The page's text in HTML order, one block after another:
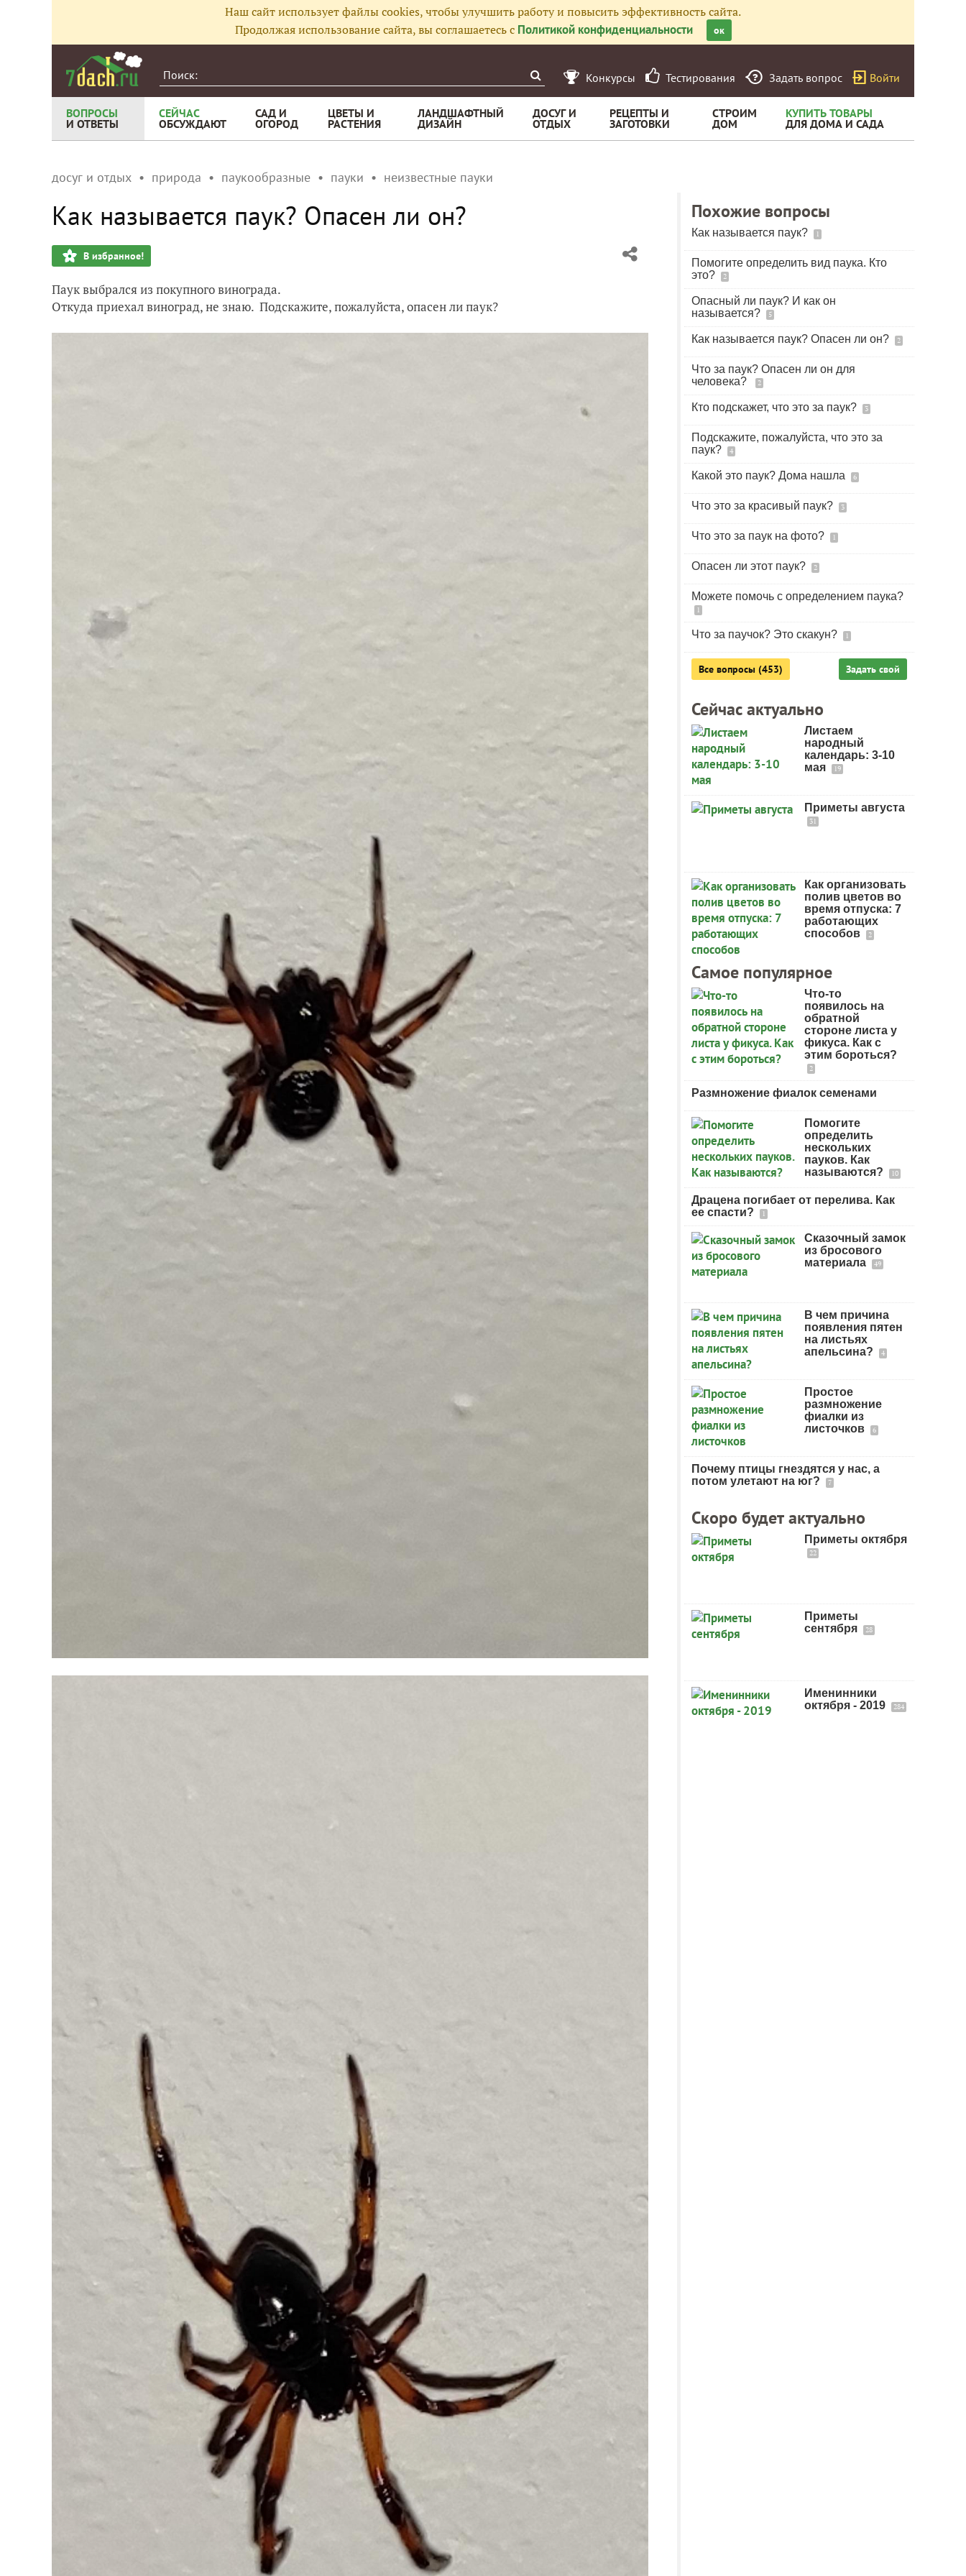
Наш сайт использует файлы cookies, чтобы улучшить работу и повысить эффективность сайта.
Продолжая использование сайта, вы соглашаетесь с Политикой конфиденциальности ок
Конкурсы Тестирования Задать вопрос Войти
ВОПРОСЫ
И ОТВЕТЫ
СЕЙЧАС
ОБСУЖДАЮТ
САД И
ОГОРОД
ЦВЕТЫ И
РАСТЕНИЯ
ЛАНДШАФТНЫЙ
ДИЗАЙН
ДОСУГ И
ОТДЫХ
РЕЦЕПТЫ И
ЗАГОТОВКИ
СТРОИМ
ДОМ
КУПИТЬ ТОВАРЫ
ДЛЯ ДОМА И САДА
досуг и отдых природа паукообразные пауки неизвестные пауки
Как называется паук? Опасен ли он?
В избранное!
Паук выбрался из покупного винограда.
Откуда приехал виноград, не знаю. Подскажите, пожалуйста, опасен ли паук?
Похожие вопросы
Как называется паук? 1
Помогите определить вид паука. Кто
это?
2
Опасный ли паук? И как он
называется?
5
Как называется паук? Опасен ли он? 2
Что за паук? Опасен ли он для
человека?
2
Кто подскажет, что это за паук? 3
Подскажите, пожалуйста, что это за
паук?
4
Какой это паук? Дома нашла 6
Что это за красивый паук? 3
Что это за паук на фото? 1
Опасен ли этот паук? 2
Можете помочь с определением паука?
1
Что за паучок? Это скакун? 1
Все вопросы (453) Задать свой
Сейчас актуально
Листаем
народный
календарь: 3-10
мая
19
Приметы августа
31
Как организовать
полив цветов во
время отпуска: 7
работающих
способов
2
Самое популярное
Что-то
появилось на
обратной
стороне листа у
фикуса. Как с
этим бороться?
2
Размножение фиалок семенами
Помогите
определить
нескольких
пауков. Как
называются?
10
Драцена погибает от перелива. Как
ее спасти?
1
Сказочный замок
из бросового
материала
49
В чем причина
появления пятен
на листьях
апельсина?
4
Простое
размножение
фиалки из
листочков
6
Почему птицы гнездятся у нас, а
потом улетают на юг?
7
Скоро будет актуально
Приметы октября
22
Приметы
сентября
28
Именинники
октября - 2019
284